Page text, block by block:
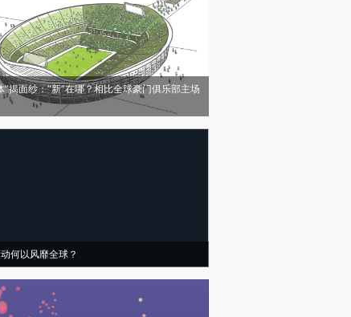
”揭面纱：“新”在哪？相比全球豪门俱乐部主场
何以风靡全球？